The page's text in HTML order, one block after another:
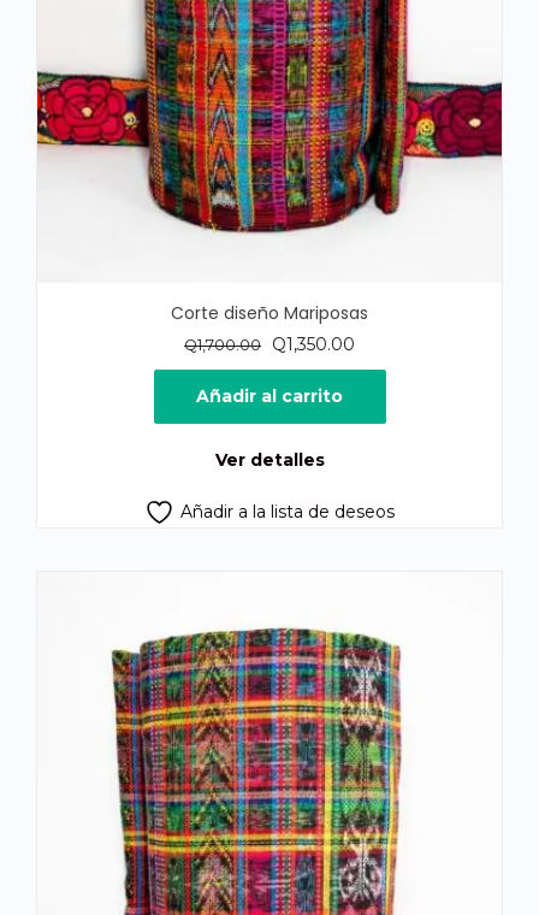
Corte diseño Mariposas
Q1,700.00
El
precio
original
era:
Q1,350.00
precio
es:
Añadir al carrito
Ver detalles
Añadir a la lista de deseos